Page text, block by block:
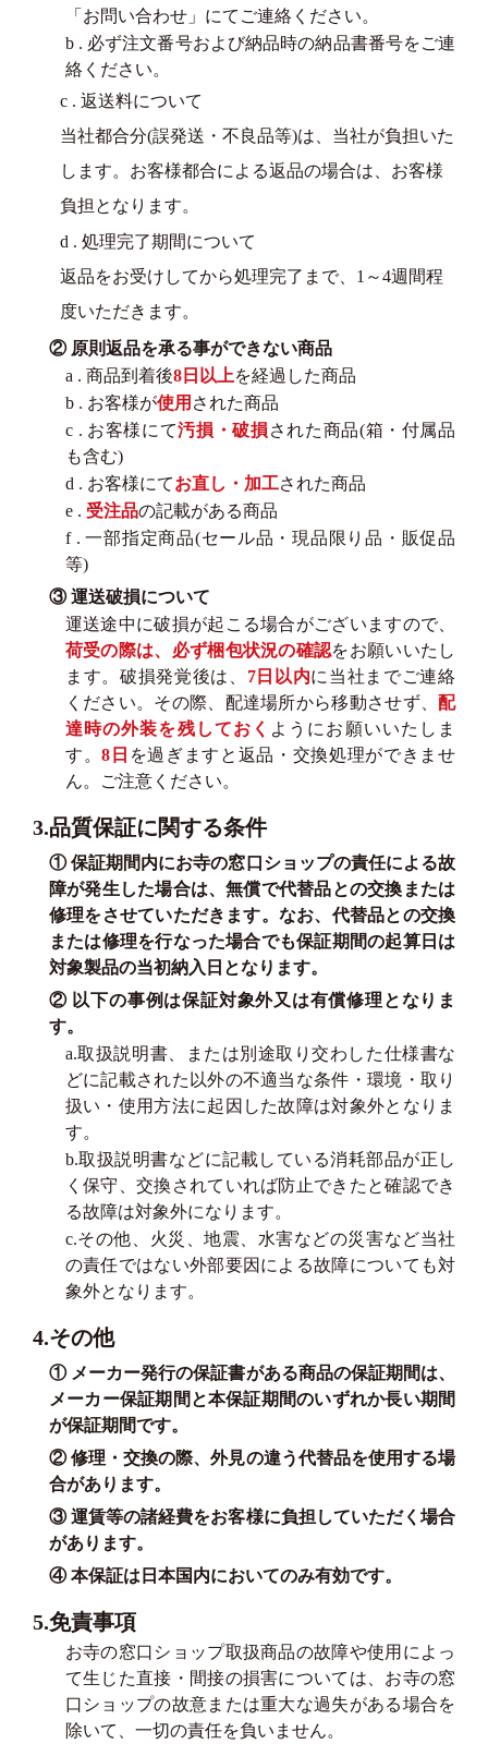
「お問い合わせ」にてご連絡ください。
b . 必ず注文番号および納品時の納品書番号をご連
絡ください。
c . 返送料について
当社都合分(誤発送・不良品等)は、当社が負担いた
します。お客様都合による返品の場合は、お客様
負担となります。
d . 処理完了期間について
返品をお受けしてから処理完了まで、1～4週間程
度いただきます。
② 原則返品を承る事ができない商品
a . 商品到着後8日以上を経過した商品
b . お客様が使用 された商品
c . お客様にて汚損・破損 された商品(箱・付属品
も含む)
d . お客様にてお直し・加工された商品
e . 受注品の記載がある商品
f . 一部指定商品(セール品・現品限り品・販促品
等)
③ 運送破損について
運送途中に破損が起こる場合がございますので、
荷受の際は、必ず梱包状況の確認をお願いいたし
ます。破損発覚後は、 7日以内に当社までご連絡
ください。その際、配達場所から移動させず、配
達時の外装を残しておく ようにお願いいたしま
す。8日 を過ぎますと返品・交換処理ができませ
ん。ご注意ください。
3.品質保証に関する条件
① 保証期間内にお寺の窓口ショップの責任による故
障が発生した場合は、無償で代替品との交換または
修理をさせていただきます。なお、代替品との交換
または修理を行なった場合でも保証期間の起算日は
対象製品の当初納入日となります。
② 以下の事例は保証対象外又は有償修理となりま
す。
a.取扱説明書、または別途取り交わした仕様書な
どに記載された以外の不適当な条件・環境・取り
扱い・使用方法に起因した故障は対象外となりま
す。
b.取扱説明書などに記載している消耗部品が正し
く保守、交換されていれば防止できたと確認でき
る故障は対象外になります。
c.その他、火災、地震、水害などの災害など当社
の責任ではない外部要因による故障についても対
象外となります。
4.その他
① メーカー発行の保証書がある商品の保証期間は、
メーカー保証期間と本保証期間のいずれか長い期間
が保証期間です。
② 修理・交換の際、外見の違う代替品を使用する場
合があります。
③ 運賃等の諸経費をお客様に負担していただく場合
があります。
④ 本保証は日本国内においてのみ有効です。
5.免責事項
お寺の窓口ショップ取扱商品の故障や使用によっ
て生じた直接・間接の損害については、お寺の窓
口ショップの故意または重大な過失がある場合を
除いて、一切の責任を負いません。